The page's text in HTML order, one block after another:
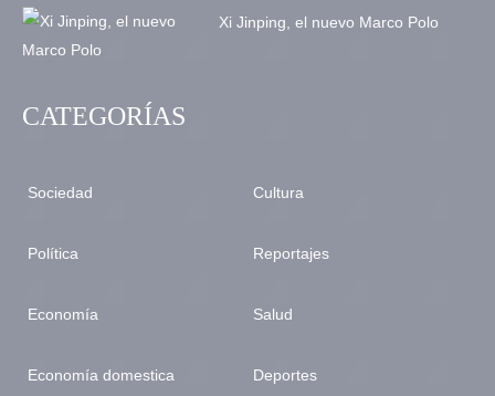
Xi Jinping, el nuevo Marco Polo
CATEGORÍAS
Sociedad
Política
Economía
Economía domestica
Cultura
Reportajes
Salud
Deportes